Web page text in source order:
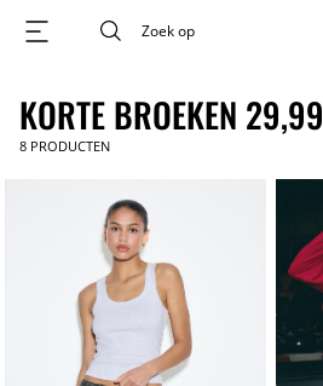
KORTE BROEKEN 29,99
8 PRODUCTEN